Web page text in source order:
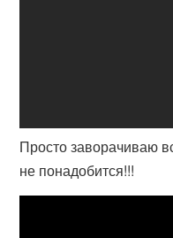
Просто заворачиваю
не понадобится!!!